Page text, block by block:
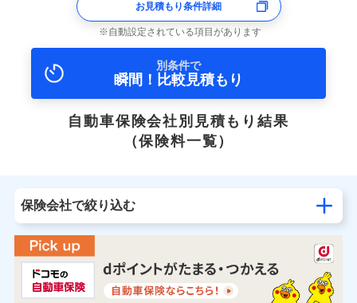
お見積もり条件詳細
自動設定されている項目があります
別条件で
瞬間！比較見積もり
自動車保険会社別見積もり結果
（保険料一覧）
保険会社で絞り込む